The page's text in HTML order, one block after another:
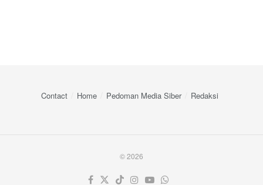
Contact Home Pedoman Media Siber Redaksi
© 2026